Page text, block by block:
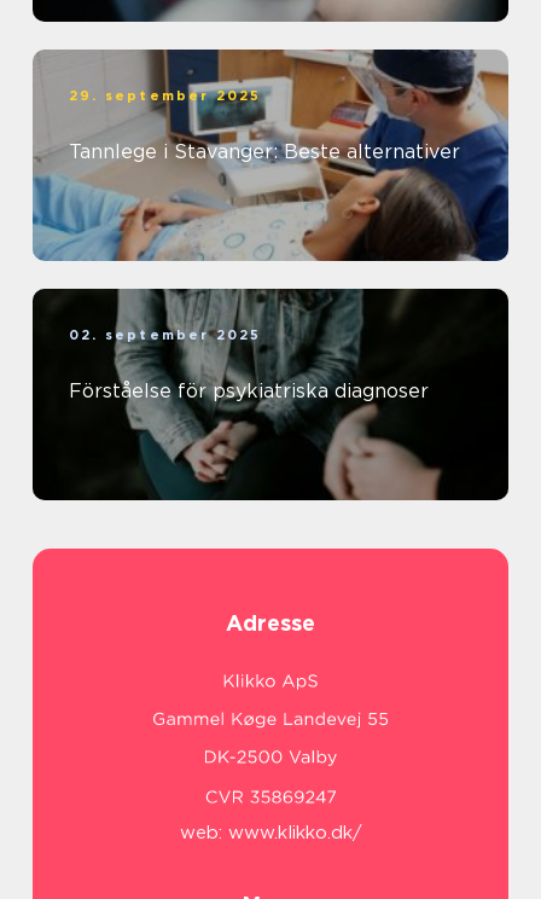
29. september 2025
Tannlege i Stavanger: Beste alternativer
02. september 2025
Förståelse för psykiatriska diagnoser
Adresse
web: www.klikko.dk/